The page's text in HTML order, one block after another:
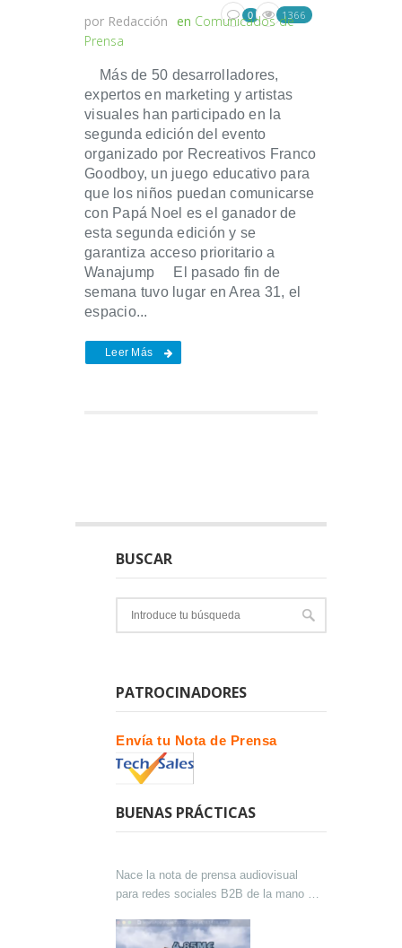
por Redacción en Comunicados de
Prensa
0 1366
Más de 50 desarrolladores,
expertos en marketing y artistas
visuales han participado en la
segunda edición del evento
organizado por Recreativos Franco
Goodboy, un juego educativo para
que los niños puedan comunicarse
con Papá Noel es el ganador de
esta segunda edición y se
garantiza acceso prioritario a
Wanajump El pasado fin de
semana tuvo lugar en Area 31, el
espacio...
Leer Más
BUSCAR
PATROCINADORES
Envía tu Nota de Prensa
BUENAS PRÁCTICAS
Nace la nota de prensa audiovisual
para redes sociales B2B de la mano de